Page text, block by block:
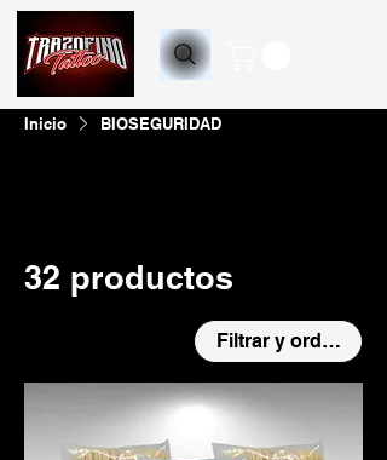
Inicio BIOSEGURIDAD
32 productos
Filtrar y ordenar